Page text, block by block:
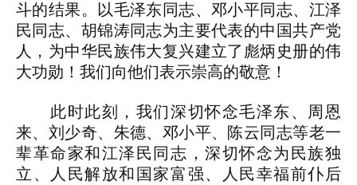
斗的结果。以毛泽东同志、邓小平同志、江泽
民同志、胡锦涛同志为主要代表的中国共产党
人，为中华民族伟大复兴建立了彪炳史册的伟
大功勋！我们向他们表示崇高的敬意！
此时此刻，我们深切怀念毛泽东、周恩
来、刘少奇、朱德、邓小平、陈云同志等老一
辈革命家和江泽民同志，深切怀念为民族独
立、人民解放和国家富强、人民幸福前仆后